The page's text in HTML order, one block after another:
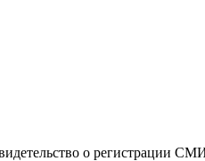
о регистрации